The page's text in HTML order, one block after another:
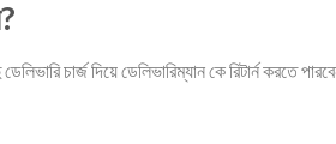
চার্জ দিয়ে ডেলিভারিম্যান কে রিটার্ন করতে